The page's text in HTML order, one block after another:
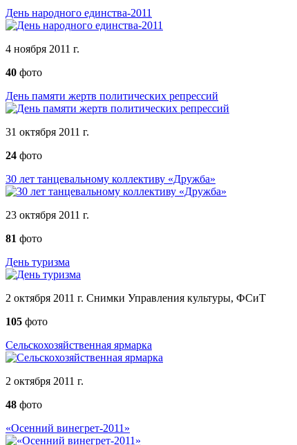
День народного единства-2011
4 ноября 2011 г.
40 фото
День памяти жертв политических репрессий
31 октября 2011 г.
24 фото
30 лет танцевальному коллективу «Дружба»
23 октября 2011 г.
81 фото
День туризма
2 октября 2011 г. Снимки Управления культуры, ФСиТ
105 фото
Сельскохозяйственная ярмарка
2 октября 2011 г.
48 фото
«Осенний винегрет-2011»